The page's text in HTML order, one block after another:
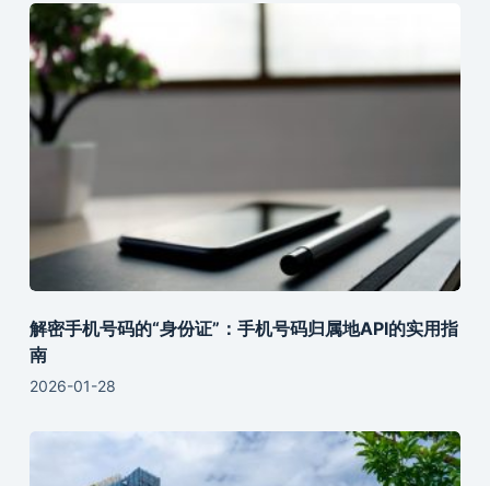
解密手机号码的“身份证”：手机号码归属地API的实用指
南
2026-01-28